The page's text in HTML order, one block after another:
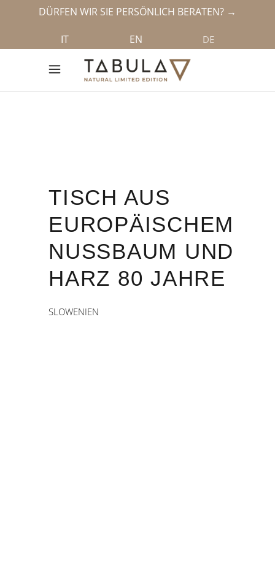
DÜRFEN WIR SIE PERSÖNLICH BERATEN? →
IT EN DE
TISCH AUS
EUROPÄISCHEM
NUSSBAUM UND
HARZ 80 JAHRE
SLOWENIEN